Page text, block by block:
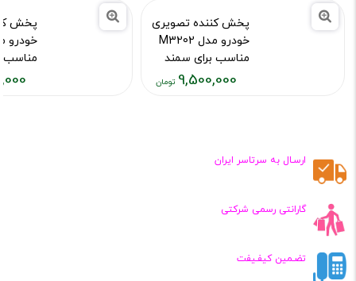
پخش کننده تصویری
خودرو مدل M3202
مناسب برای سمند
سورن
9,500,000
پخش
مناسب
کد محصول
ارسـال به سرتاسر ایران
گارانتی رسمی شرکتی
تضـمین کیفـیفت